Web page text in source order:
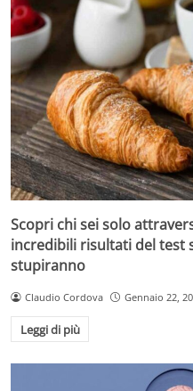
Scopri chi sei solo
incredibili risultati del test
stupiranno
Claudio Cordova Gennaio 22,
Leggi di più